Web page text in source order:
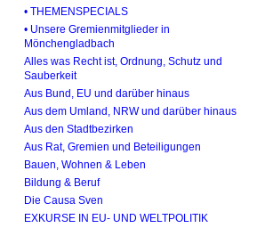
• THEMENSPECIALS
• Unsere Gremienmitglieder in
Mönchengladbach
Alles was Recht ist, Ordnung, Schutz und
Sauberkeit
Aus Bund, EU und darüber hinaus
Aus dem Umland, NRW und darüber hinaus
Aus den Stadtbezirken
Aus Rat, Gremien und Beteiligungen
Bauen, Wohnen & Leben
Bildung & Beruf
Die Causa Sven
EXKURSE IN EU- UND WELTPOLITIK